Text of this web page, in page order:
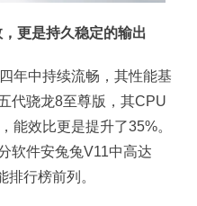
更是持久稳定的输出
年中持续流畅，其性能基
代骁龙8至尊版，其CPU
能效比更是提升了35%。
软件安兔兔V11中高达
行榜前列。